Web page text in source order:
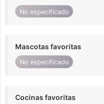
No especificado
Mascotas favoritas
No especificado
Cocinas favoritas